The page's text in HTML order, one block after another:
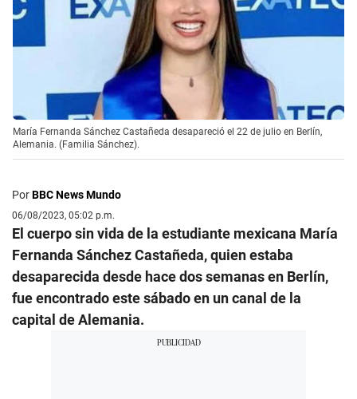
María Fernanda Sánchez Castañeda desapareció el 22 de julio en Berlín,
Alemania. (Familia Sánchez).
PorBBC News Mundo
06/08/2023, 05:02 p.m.
El cuerpo sin vida de la estudiante mexicana María
Fernanda Sánchez Castañeda, quien estaba
desaparecida desde hace dos semanas en Berlín,
fue encontrado este sábado en un canal de la
capital de Alemania.